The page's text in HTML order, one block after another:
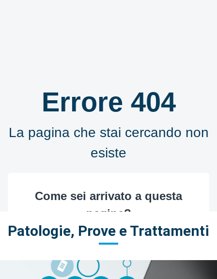
Patologie, Prove e Trattamenti